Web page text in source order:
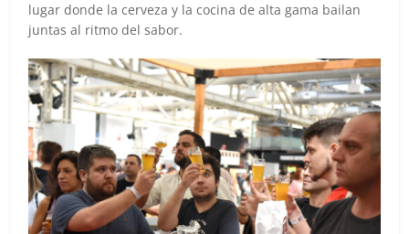
lugar donde la cerveza y la cocina de alta gama bailan
juntas al ritmo del sabor.